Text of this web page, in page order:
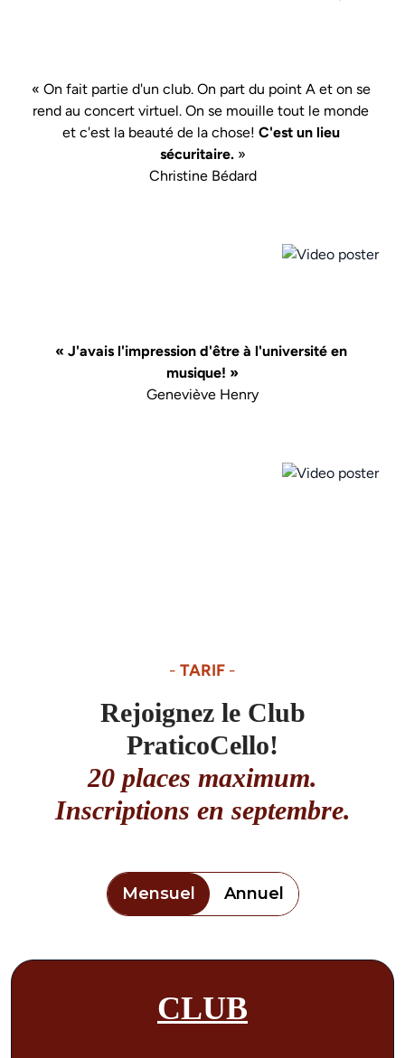
« On fait partie d'un club. On part du point A et on se
rend au concert virtuel. On se mouille tout le monde
et c'est la beauté de la chose! C'est un lieu
sécuritaire. »
Christine Bédard
« J'avais l'impression d'être à l'université en
musique! »
Geneviève Henry
- TARIF -
Rejoignez le Club
PraticoCello!
20 places maximum.
Inscriptions en septembre.
Mensuel Annuel
CLUB